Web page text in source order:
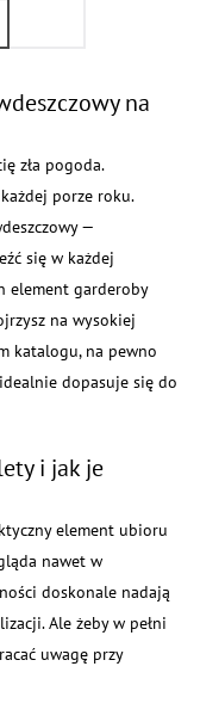
na
zła pogoda.
porze roku.
—
się w każdej
element garderoby
na wysokiej
katalogu, na pewno
dopasuje się do
i jak je
element ubioru
nawet w
doskonale nadają
Ale żeby w pełni
uwagę przy